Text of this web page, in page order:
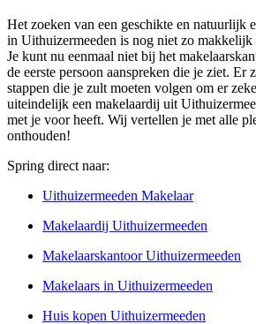
Het zoeken van een geschikte en natuurlijk
in Uithuizermeeden is nog niet zo makkelijk
Je kunt nu eenmaal niet bij het
de eerste persoon aanspreken die je ziet. Er
stappen die je zult moeten volgen om er
uiteindelijk een makelaardij uit
met je voor heeft. Wij vertellen je met alle
onthouden!
Spring direct naar:
Uithuizermeeden Makelaar
Makelaardij Uithuizermeeden
Makelaarskantoor Uithuizermeeden
Makelaars in Uithuizermeeden
Huis kopen Uithuizermeeden